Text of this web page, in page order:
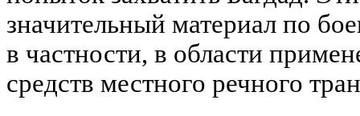
значительный материал по
в частности, в области
средств местного речного